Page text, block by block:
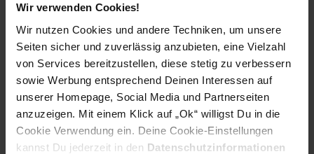
Wir verwenden Cookies!
Wir nutzen Cookies und andere Techniken, um unsere
Seiten sicher und zuverlässig anzubieten, eine Vielzahl
von Services bereitzustellen, diese stetig zu verbessern
sowie Werbung entsprechend Deinen Interessen auf
unserer Homepage, Social Media und Partnerseiten
anzuzeigen. Mit einem Klick auf „Ok“ willigst Du in die
Cookie Verwendung ein. Deine Cookie-Einstellungen
kannst Du jederzeit in den Datenschutzinformationen
Abmessungen
Breite/Tiefe: 43 cm
Höhe: 45 cm
Stärke Tischplatte: 1,5 cm
Farbe